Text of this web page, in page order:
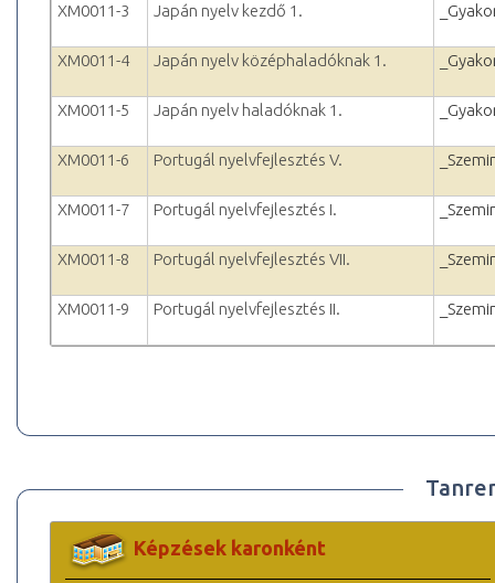
XM0011-3 Japán nyelv kezdő 1.
XM0011-4 Japán nyelv középhaladóknak 1.
XM0011-5 Japán nyelv haladóknak 1.
XM0011-6 Portugál nyelvfejlesztés V.
XM0011-7 Portugál nyelvfejlesztés I.
XM0011-8 Portugál nyelvfejlesztés VII.
XM0011-9 Portugál nyelvfejlesztés II.
Képzések karonként